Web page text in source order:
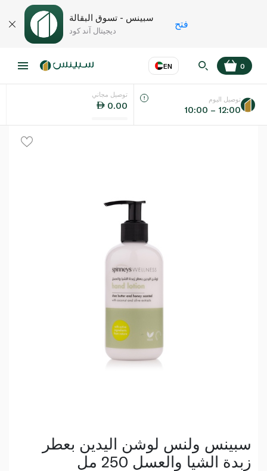
سبينس - تسوق البقالة
ديجيتال آند كود
فتح
EN
اللغة عر
0
توصيل مجاني
0.00
توصيل اليوم
10:00 – 12:00
سبينس ولنس لوشن اليدين بعطر
زبدة الشيا والعسل 250 مل